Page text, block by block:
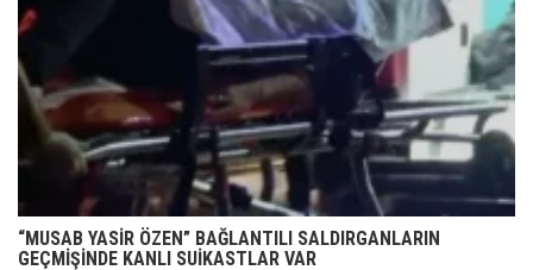
“MUSAB YASİR ÖZEN” BAĞLANTILI SALDIRGANLARIN
GEÇMİŞİNDE KANLI SUİKASTLAR VAR